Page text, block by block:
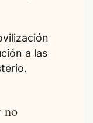
a las
no